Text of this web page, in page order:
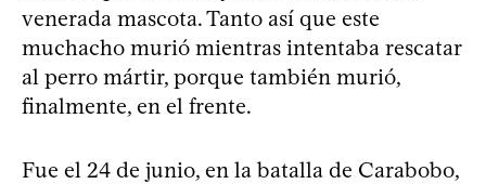
venerada mascota. Tanto así que este
muchacho murió mientras intentaba rescatar
al perro mártir, porque también murió,
finalmente, en el frente.
Fue el 24 de junio, en la batalla de Carabobo,